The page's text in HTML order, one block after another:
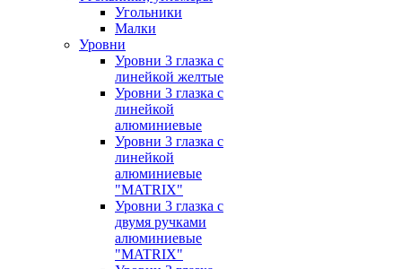
Угольники
Малки
Уровни
Уровни 3 глазка с
линейкой желтые
Уровни 3 глазка с
линейкой
алюминиевые
Уровни 3 глазка с
линейкой
алюминиевые
"MATRIX"
Уровни 3 глазка с
двумя ручками
алюминиевые
"MATRIX"